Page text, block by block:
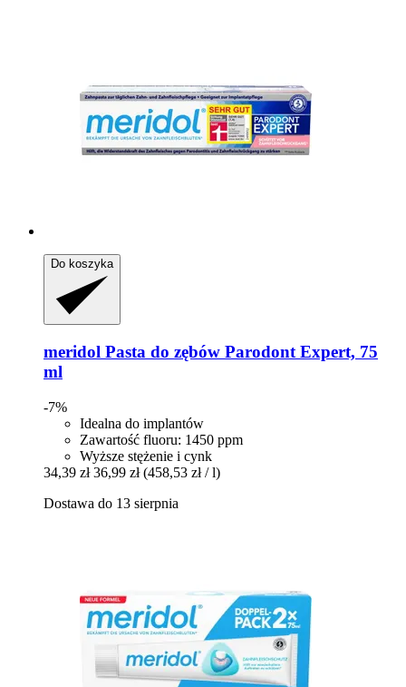
Do koszyka
meridol Pasta do zębów Parodont Expert, 75
ml
-7%
Idealna do implantów
Zawartość fluoru: 1450 ppm
Wyższe stężenie i cynk
34,39 zł 36,99 zł (458,53 zł / l)
Dostawa do 13 sierpnia